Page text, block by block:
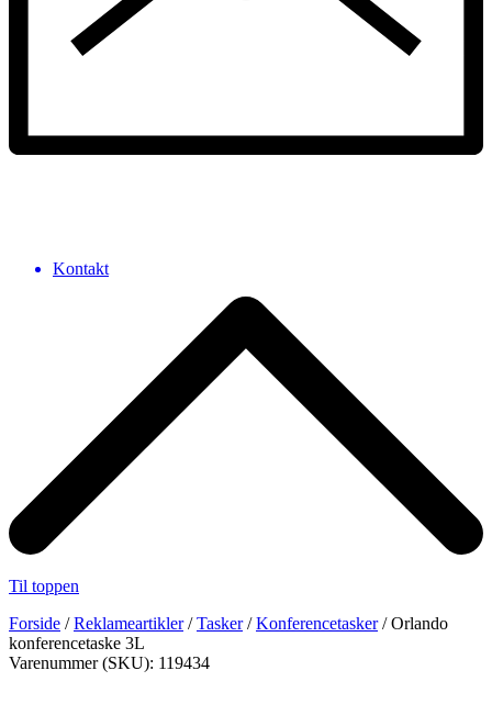
Kontakt
Til toppen
Forside /Reklameartikler/Tasker/Konferencetasker/ Orlando
konferencetaske 3L
Varenummer (SKU): 119434